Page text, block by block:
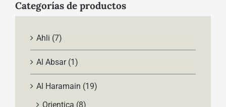
Categorías de productos
Ahli (7)
Al Absar (1)
Al Haramain (19)
Orientica (8)